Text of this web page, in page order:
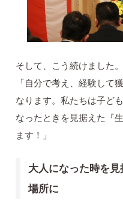
そして、こう続けました。
「自分で考え、経験して
なります。私たちは子ど
なったときを見据えた『
ます！」
大人になった時を
場所に